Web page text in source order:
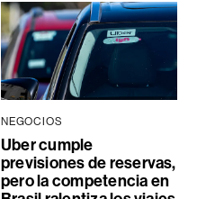
NEGOCIOS
Uber cumple
previsiones de reservas,
pero la competencia en